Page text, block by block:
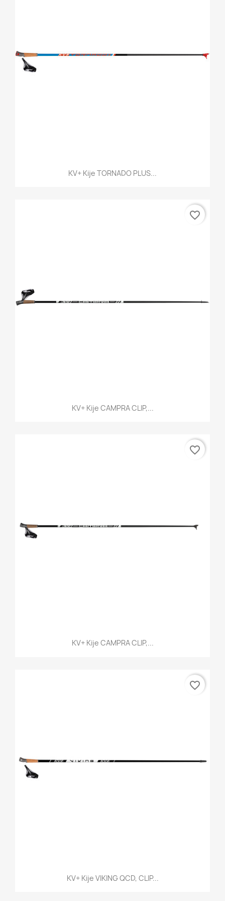
KV+ Kije TORNADO PLUS...
KV+ Kije CAMPRA CLIP,...
favorite_border
KV+ Kije CAMPRA CLIP,...
favorite_border
KV+ Kije VIKING QCD, CLIP...
favorite_border